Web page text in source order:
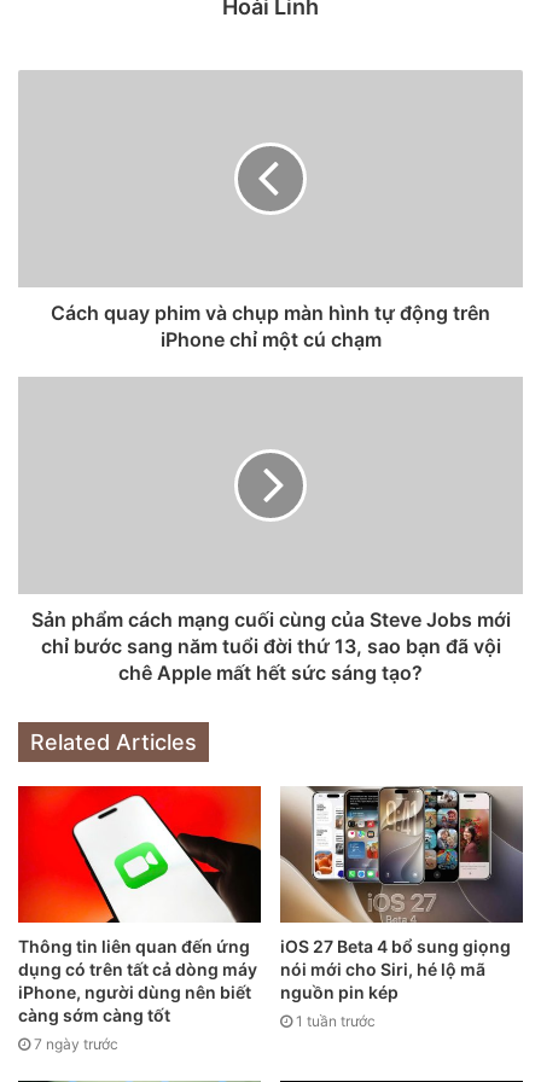
Mặc dù vậy, vẫn có 1 trường hợp khác. Đó là Apple vẫn sẽ
ra mắt iPhone 12 vào tháng 9, nhưng ngày lên kệ sẽ muộn
Các báo cáo trước đây tiết lộ rằng việc đặt trước iPhone 12
sẽ bắt đầu vào khoảng giữa tháng 10 và việc giao hàng đối
tuần. Nhưng không phải tất cả phiên bản sẽ được bán cùng
nhau. Theo đó, iPhone 12 sẽ có sẵn để mua vào tháng 10,
trong khi các mẫu khác trong dòng sản phẩm, bao gồm cả
iPhone 12 Pro, sẽ được bán vào tháng 11.
Hoài Linh
Cách quay phim và chụp màn hình tự động trên
iPhone chỉ một cú chạm
Sản phẩm cách mạng cuối cùng của Steve Jobs mới
chỉ bước sang năm tuổi đời thứ 13, sao bạn đã vội
chê Apple mất hết sức sáng tạo?
Related Articles
Thông tin liên quan đến ứng
dụng có trên tất cả dòng máy
iPhone, người dùng nên biết
càng sớm càng tốt
7 ngày trước
iOS 27 Beta 4 bổ sung giọng
nói mới cho Siri, hé lộ mã
nguồn pin kép
1 tuần trước